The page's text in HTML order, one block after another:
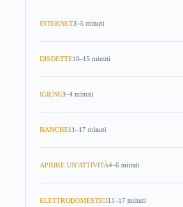
INTERNET3–5 minuti
DISDETTE10–15 minuti
IGIENE3–4 minuti
BANCHE11–17 minuti
APRIRE UN'ATTIVITÀ4–6 minuti
ELETTRODOMESTICI11–17 minuti